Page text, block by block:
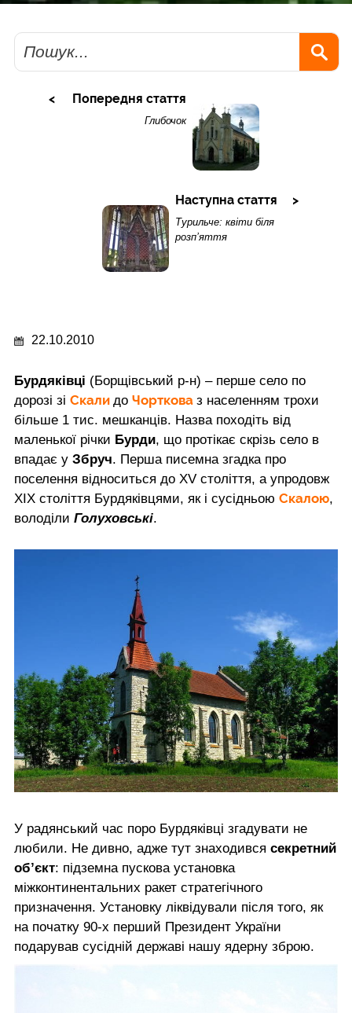
Пошук
Попередня стаття
Глибочок
Наступна стаття
Турильче: квіти біля
розп’яття
22.10.2010
Бурдяківці (Борщівський р-н) – перше село по
дорозі зі Скали до Чорткова з населенням трохи
більше 1 тис. мешканців. Назва походіть від
маленької річки Бурди, що протікає скрізь село в
впадає у Збруч. Перша писемна згадка про
поселення відноситься до XV століття, а упродовж
ХІХ століття Бурдяківцями, як і сусідньою Скалою,
володіли Голуховські.
У радянський час поро Бурдяківці згадувати не
любили. Не дивно, адже тут знаходився секретний
об’єкт: підземна пускова установка
міжконтинентальних ракет стратегічного
призначення. Установку ліквідували після того, як
на початку 90-х перший Президент України
подарував сусідній державі нашу ядерну зброю.